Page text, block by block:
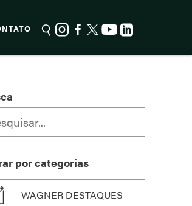
por categorias
WAGNER DESTAQUES